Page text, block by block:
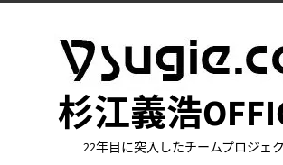
杉江義浩
22年目に突入したチームプロジェ